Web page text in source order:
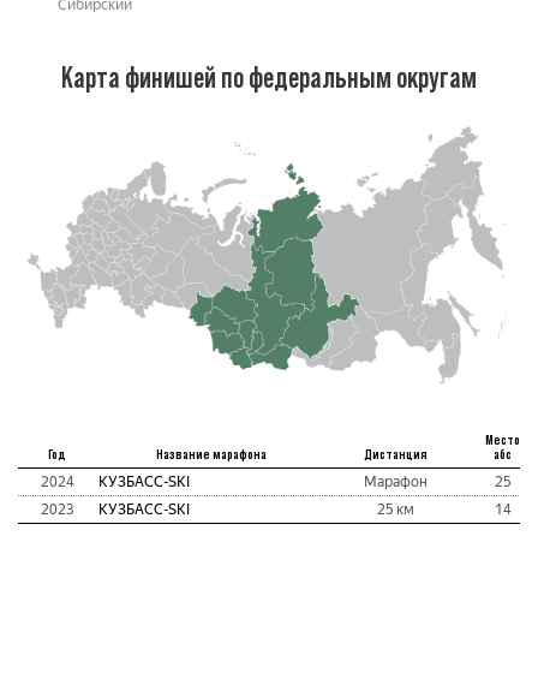
Сибирский
Карта финишей по федеральным округам
Год Название марафона Дистанция
Место
абс
2024 КУЗБАСC-SKI Марафон
25
2023
КУЗБАСC-SKI 25 км 14